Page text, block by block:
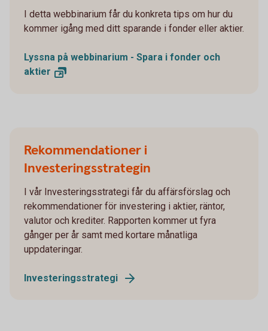
I detta webbinarium får du konkreta tips om hur du
kommer igång med ditt sparande i fonder eller aktier.
Lyssna på webbinarium - Spara i fonder och
aktier
Rekommendationer i
Investeringsstrategin
I vår Investeringsstrategi får du affärsförslag och
rekommendationer för investering i aktier, räntor,
valutor och krediter. Rapporten kommer ut fyra
gånger per år samt med kortare månatliga
uppdateringar.
Investeringsstrategi